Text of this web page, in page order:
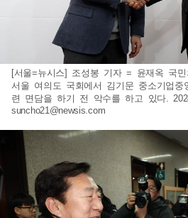
[서울=뉴시스] 조성봉 기자 = 윤재옥 국
서울 여의도 국회에서 김기문 중소기업중
련 면담을 하기 전 악수를 하고 있다.
suncho21@newsis.com